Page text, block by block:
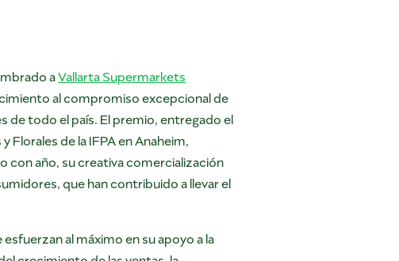
aVallarta Supermarkets
al compromiso excepcional de
de todo el país. El premio, entregado el
de la IFPA en Anaheim,
con año, su creativa comercialización
que han contribuido a llevar el
al máximo en su apoyo a la